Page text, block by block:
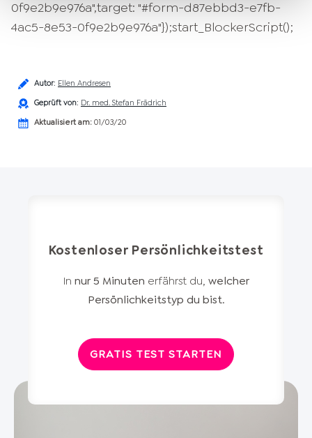
0f9e2b9e976a",target: "#form-d87ebbd3-e7fb-
4ac5-8e53-0f9e2b9e976a"});start_BlockerScript();
Autor: Ellen Andresen
Geprüft von: Dr. med. Stefan Frädrich
Aktualisiert am: 01/03/20
Kostenloser Persönlichkeitstest
In nur 5 Minuten erfährst du, welcher
Persönlichkeitstyp du bist.
GRATIS TEST STARTEN